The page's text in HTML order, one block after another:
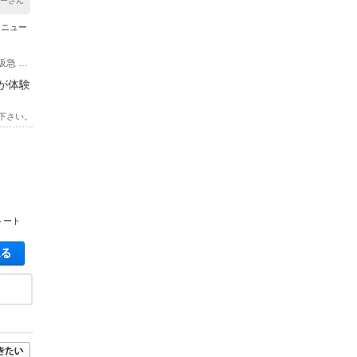
ュー
(1)・市バス 西京極、西京極午塚町 徒歩 約5分 ・市バス 南広町 徒歩 約15分 ・阪急 西京極駅 徒歩 約20分
体験
さい。
ト